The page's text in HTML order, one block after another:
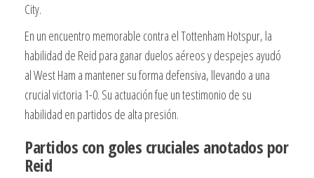
City.
En un encuentro memorable contra el Tottenham Hotspur, la
habilidad de Reid para ganar duelos aéreos y despejes ayudó
al West Ham a mantener su forma defensiva, llevando a una
crucial victoria 1-0. Su actuación fue un testimonio de su
habilidad en partidos de alta presión.
Partidos con goles cruciales anotados por
Reid